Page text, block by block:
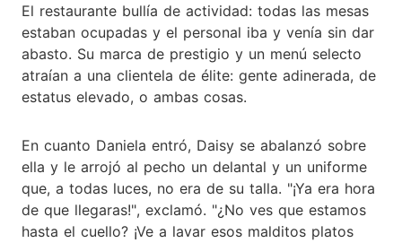
El restaurante bullía de actividad: todas las mesas
estaban ocupadas y el personal iba y venía sin dar
abasto. Su marca de prestigio y un menú selecto
atraían a una clientela de élite: gente adinerada, de
estatus elevado, o ambas cosas.
En cuanto Daniela entró, Daisy se abalanzó sobre
ella y le arrojó al pecho un delantal y un uniforme
que, a todas luces, no era de su talla. "¡Ya era hora
de que llegaras!", exclamó. "¿No ves que estamos
hasta el cuello? ¡Ve a lavar esos malditos platos